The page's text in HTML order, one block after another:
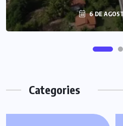
6 DE
Categories